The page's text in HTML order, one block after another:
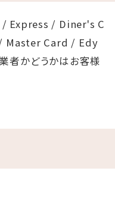
Express / Diner's C
Master Card / Edy
者かどうかはお客様